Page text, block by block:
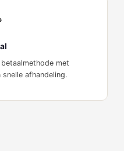
met
afhandeling.